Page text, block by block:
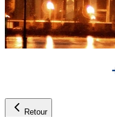
Retour